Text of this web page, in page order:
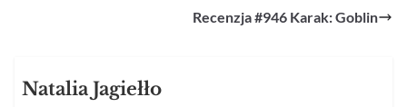
Recenzja #946 Karak: Goblin
Natalia Jagiełło